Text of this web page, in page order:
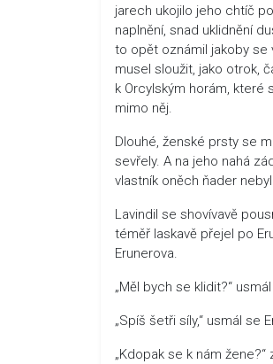
jarech ukojilo jeho chtíč
naplnění, snad uklidnění
to opět oznámil jakoby se
musel sloužit, jako otrok,
k Orcylským horám, které
mimo něj.
Dlouhé, ženské prsty se
sevřely. A na jeho nahá
vlastník oněch ňader
Lavindil se shovívavě
téměř laskavě přejel po
Erunerova.
„Měl bych se klidit?“
„Spíš šetři síly,“ usmál se
„Kdopak se k nám